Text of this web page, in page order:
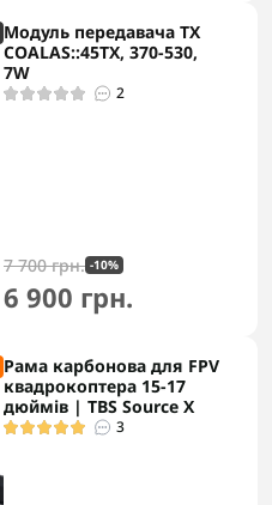
Модуль передавача TX
COALAS::45TX, 370-530,
7W
2
7 700 грн. -10%
6 900 грн.
Рама карбонова для FPV
квадрокоптера 15-17
дюймів | TBS Source X
3